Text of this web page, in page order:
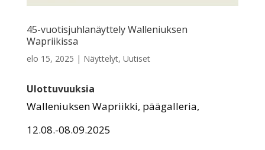
45-vuotisjuhlanäyttely Walleniuksen
Wapriikissa
elo 15, 2025 | Näyttelyt, Uutiset
Ulottuvuuksia
Walleniuksen Wapriikki, päägalleria,
12.08.-08.09.2025